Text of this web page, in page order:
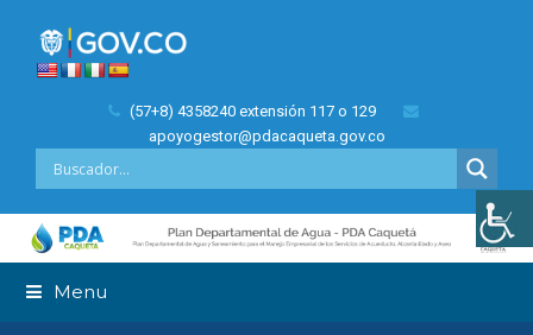
(57+8) 4358240 extensión 117 o 129
apoyogestor@pdacaqueta.gov.co
Menu